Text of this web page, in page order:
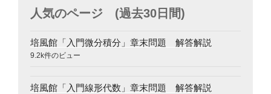
人気のページ (過去30日間)
培風館「入門微分積分」章末問題 解答解説
9.2k件のビュー
培風館「入門線形代数」章末問題 解答解説